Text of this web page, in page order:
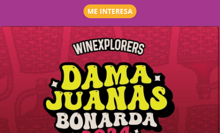
ME INTERESA